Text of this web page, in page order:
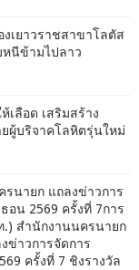
เยาวราชสาขาโลตัส
หนีข้ามไปลาว
เลือด เสริมสร้าง
ผู้บริจาคโลหิตรุ่นใหม่
นายก แถลงข่าวการ
น 2569 ครั้งที่ 7การ
.) สำนักงานนครนายก
ข่าวการจัดการ
ครั้งที่ 7 ชิงรางวัล